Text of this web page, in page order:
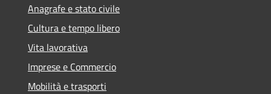
Anagrafe e stato civile
Cultura e tempo libero
Vita lavorativa
Imprese e Commercio
Mobilità e trasporti